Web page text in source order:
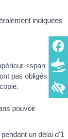
indiquées
<span
pas obligés
pouvoir
un délai d'1